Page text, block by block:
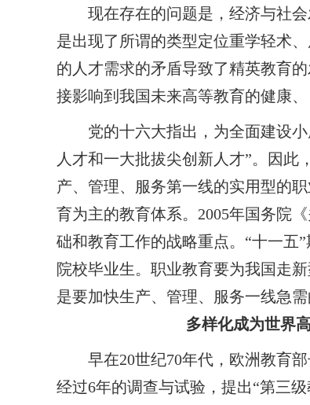
现在存在的问题是，经济与社
是出现了所谓的类型定位重学轻术
的人才需求的矛盾导致了精英教育
接影响到我国未来高等教育的健康
党的十六大指出，为全面建设
人才和一大批拔尖创新人才”。因
产、管理、服务第一线的实用型的
育为主的教育体系。 2005年国务院
础和教育工作的战略重点。“十一五
院校毕业生。职业教育要为我国走
是要加快生产、管理、服务一线急
多样化成为世界高教
早在20世纪70年代，欧洲教育
经过6年的调查与试验，提出“第三